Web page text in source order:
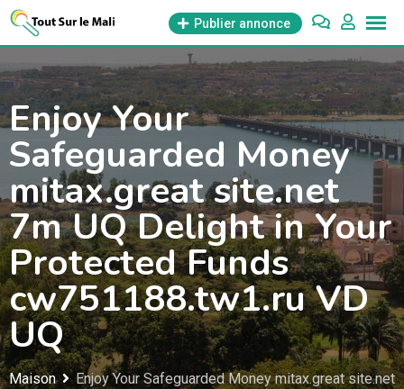
Aller
contenu
Publier annonce
Enjoy Your
Safeguarded Money
mitax.great site.net
7m UQ Delight in Your
Protected Funds
cw751188.tw1.ru VD
UQ
Maison
Enjoy Your Safeguarded Money mitax.great site.net